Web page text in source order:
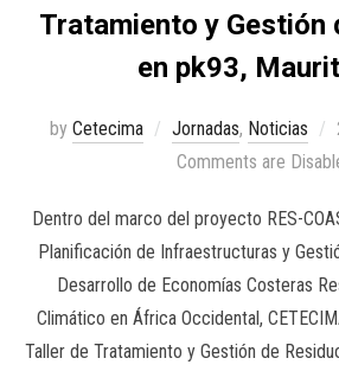
Tratamiento y Gestión
en pk93,
by Cetecima Jornadas, Noticias
Comments are
Dentro del marco del proyecto RES-
Planificación de Infraestructuras y
Desarrollo de Economías Costeras
Climático en África Occidental,
Taller de Tratamiento y Gestión de